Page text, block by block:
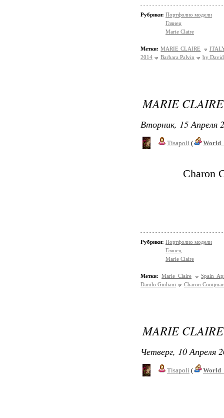
Рубрики: Портфолио модели
Глянец
Marie Claire
Метки: MARIE CLAIRE
2014
Barbara Palvin by
MARIE
Вторник, 15 Апреля
Tisapoli (
Charon
Рубрики: Портфолио модели
Глянец
Marie Claire
Метки: Marie Claire
Spain
Danilo Giuliani
Charon
MARIE
Четверг, 10 Апреля
Tisapoli (